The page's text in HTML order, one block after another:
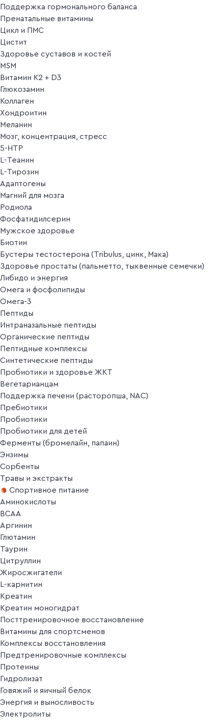
Поддержка гормонального баланса
Пренатальные витамины
Цикл и ПМС
Цистит
Здоровье суставов и костей
MSM
Витамин K2 + D3
Глюкозамин
Коллаген
Хондроитин
Меланин
Мозг, концентрация, стресс
5-HTP
L-Теанин
L-Тирозин
Адаптогены
Магний для мозга
Родиола
Фосфатидилсерин
Мужское здоровье
Биотин
Бустеры тестостерона (Tribulus, цинк, Мака)
Здоровье простаты (пальметто, тыквенные семечки)
Либидо и энергия
Омега и фосфолипиды
Омега-3
Пептиды
Интраназальные пептиды
Органические пептиды
Пептидные комплексы
Синтетические пептиды
Пробиотики и здоровье ЖКТ
Вегетарианцам
Поддержка печени (расторопша, NAC)
Пребиотики
Пробиотики
Пробиотики для детей
Ферменты (бромелайн, папаин)
Энзимы
Сорбенты
Травы и экстракты
Спортивное питание
Аминокислоты
BCAA
Аргинин
Глютамин
Таурин
Цитруллин
Жиросжигатели
L-карнитин
Креатин
Креатин моногидрат
Посттренировочное восстановление
Витамины для спортсменов
Комплексы восстановления
Предтренировочные комплексы
Протеины
Гидролизат
Говяжий и яичный белок
Энергия и выносливость
Электролиты